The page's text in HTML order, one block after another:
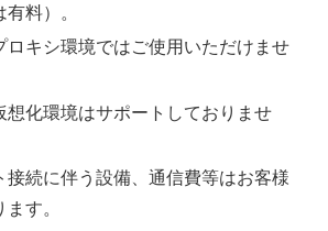
料）。
ロキシ環境ではご使用いただけませ
想化環境はサポートしておりませ
接続に伴う設備、通信費等はお客様
す。